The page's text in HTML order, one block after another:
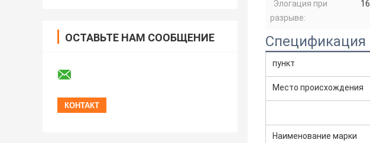
ОСТАВЬТЕ НАМ СООБЩЕНИЕ
Элогация при
разрыве:
16
Спецификация
пункт
Место происхождения
Наименование марки